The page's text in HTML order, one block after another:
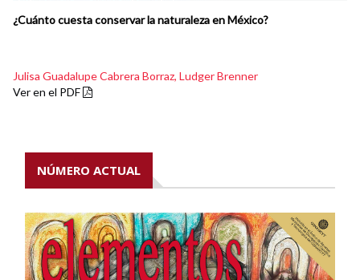
¿Cuánto cuesta conservar la naturaleza en México?
Julisa Guadalupe Cabrera Borraz, Ludger Brenner
Ver en el PDF
NÚMERO ACTUAL